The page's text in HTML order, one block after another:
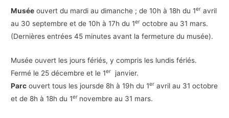
Musée ouvert du mardi au dimanche ; de 10h à 18h du 1er avril
au 30 septembre et de 10h à 17h du 1er octobre au 31 mars.
(Dernières entrées 45 minutes avant la fermeture du musée).
Musée ouvert les jours fériés, y compris les lundis fériés.
Fermé le 25 décembre et le 1er
janvier.
Parc ouvert tous les joursde 8h à 19h du 1er avril au 31 octobre
et de 8h à 18h du 1er novembre au 31 mars.